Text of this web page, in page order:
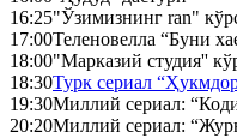
16:25"Ўзимизнинг ran"
17:00Теленовелла “Буни
18:00"Марказий студия''
18:30Турк сериал
19:30Миллий сериал:
20:20Миллий сериал: